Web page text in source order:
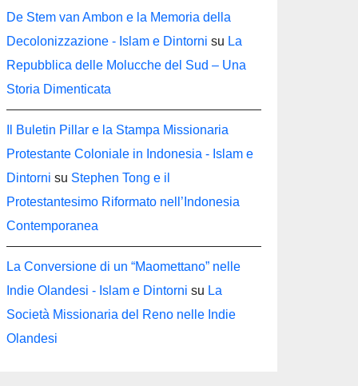
De Stem van Ambon e la Memoria della
Decolonizzazione - Islam e Dintorni su La
Repubblica delle Molucche del Sud – Una
Storia Dimenticata
Il Buletin Pillar e la Stampa Missionaria
Protestante Coloniale in Indonesia - Islam e
Dintorni su Stephen Tong e il
Protestantesimo Riformato nell’Indonesia
Contemporanea
La Conversione di un “Maomettano” nelle
Indie Olandesi - Islam e Dintorni su La
Società Missionaria del Reno nelle Indie
Olandesi